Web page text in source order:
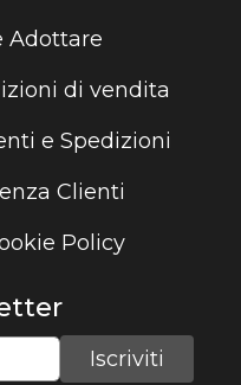
Adottare
di vendita
e Spedizioni
Clienti
Policy